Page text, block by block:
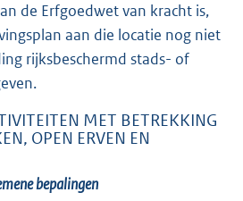
de Erfgoedwet van kracht is,
aan die locatie nog niet
rijksbeschermd stads- of
MET BETREKKING
OPEN ERVEN EN
bepalingen